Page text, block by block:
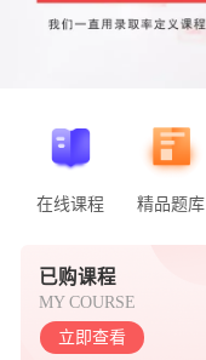
在线课程 精品题库
MY COURSE
立即查看
已购课程